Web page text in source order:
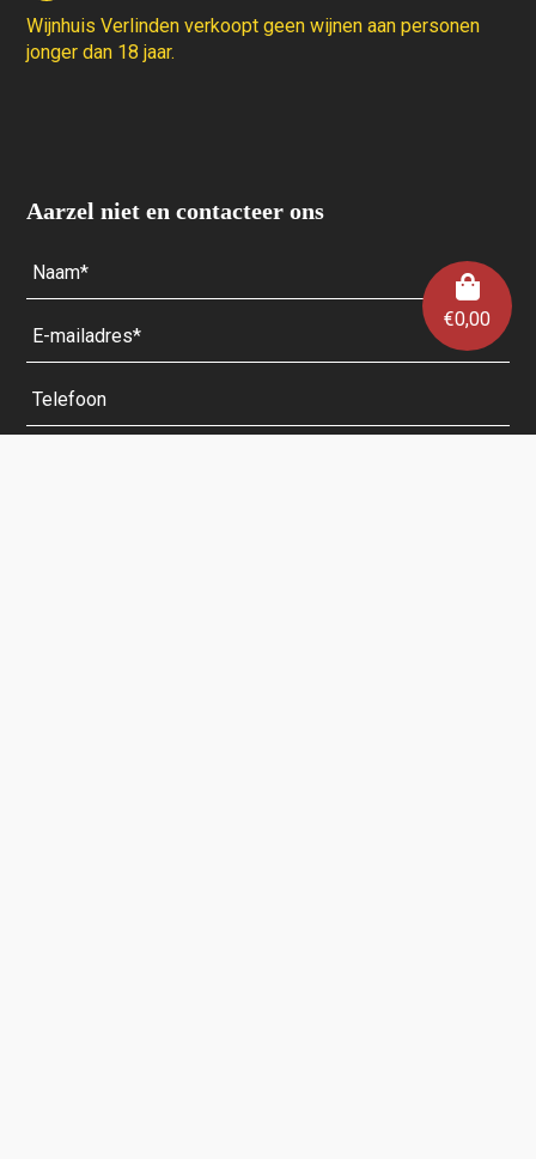
€0,00
Wijnhuis Verlinden verkoopt geen wijnen aan personen
jonger dan 18 jaar.
Aarzel niet en contacteer ons